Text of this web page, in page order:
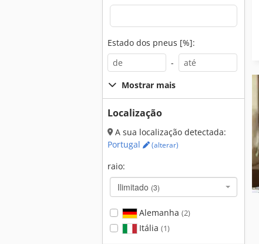
Estado dos pneus [%]:
-
Mostrar mais
Localização
A sua localização detectada:
Portugal
(alterar)
raio:
Ilimitado (3)
Alemanha (2)
Itália (1)